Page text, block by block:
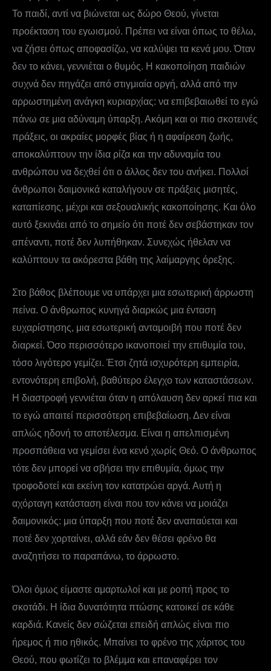
Το παιδί, αντί να βιώνεται ως δώρο Θεού, γίνεται
προέκταση του εγωισμού. Πρέπει να είναι όπως το θέλω,
να ζήσει όπως αποφασίζω, να καλύψει τα κενά μου. Όταν
δεν το κάνει, γεννιέται ο θυμός. Η κακοποίηση παιδιών
συχνά δεν πηγάζει από στιγμιαία οργή, αλλά από την
αρρωστημένη ανάγκη κυριαρχίας: να επιβεβαιωθεί το εγώ
πάνω σε μια αδύναμη ύπαρξη. Ακόμη και οι πιο σκοτεινές
πράξεις, οι ακραίες μορφές βίας ή η αφαίρεση ζωής,
αποκαλύπτουν την ίδια ρίζα και την αδυναμία του
ανθρώπου να δεχθεί ότι ο άλλος δεν του ανήκει. Πολλοί
άνθρωποι δαιμονικά καταλήγουν σε πράξεις μισητές,
καταπίεσης, μέχρι και σεξουαλικής κακοποίησης. Και όλο
αυτό ξεκινάει από το σημείο ότι ποτέ δεν σεβάστηκαν τον
απέναντι, ποτέ δεν λυπήθηκαν. Συνεχώς ήθελαν να
καλύπτουν τα ακόρεστα βάθη της λαίμαργης όρεξης.
Στο βάθος βλέπουμε να υπάρχει μια εσωτερική άρρωστη
πείνα. Ο άνθρωπος κυνηγά διαρκώς μια ένταση
ευχαρίστησης, μια εσωτερική ανταμοιβή που ποτέ δεν
διαρκεί. Όσο περισσότερο ικανοποιεί την επιθυμία του,
τόσο λιγότερο γεμίζει. Έτσι ζητά ισχυρότερη εμπειρία,
εντονότερη επιβολή, βαθύτερο έλεγχο των καταστάσεων.
Η διαστροφή γεννιέται όταν η απόλαυση δεν αρκεί πια και
το εγώ απαιτεί περισσότερη επιβεβαίωση. Δεν είναι
απλώς ηδονή το αποτέλεσμα. Είναι η απελπισμένη
προσπάθεια να γεμίσει ένα κενό χωρίς Θεό. Ο άνθρωπος
τότε δεν μπορεί να σβήσει την επιθυμία, όμως την
τροφοδοτεί και εκείνη τον κατατρώει αργά. Αυτή η
αχόρταγη κατάσταση είναι που τον κάνει να μοιάζει
δαιμονικός: μια ύπαρξη που ποτέ δεν αναπαύεται και
ποτέ δεν χορταίνει, αλλά εάν δεν θέσει φρένο θα
αναζητήσει το παραπάνω, το άρρωστο.
Όλοι όμως είμαστε αμαρτωλοί και με ροπή προς το
σκοτάδι. Η ίδια δυνατότητα πτώσης κατοικεί σε κάθε
καρδιά. Κανείς δεν σώζεται επειδή απλώς είναι πιο
ήρεμος ή πιο ηθικός. Μπαίνει το φρένο της χάριτος του
Θεού, που φωτίζει το βλέμμα και επαναφέρει τον